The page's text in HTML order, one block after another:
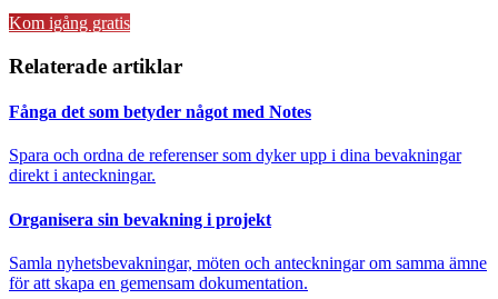
Kom igång gratis
Relaterade artiklar
Fånga det som betyder något med Notes
Spara och ordna de referenser som dyker upp i dina bevakningar
direkt i anteckningar.
Organisera sin bevakning i projekt
Samla nyhetsbevakningar, möten och anteckningar om samma ämne
för att skapa en gemensam dokumentation.